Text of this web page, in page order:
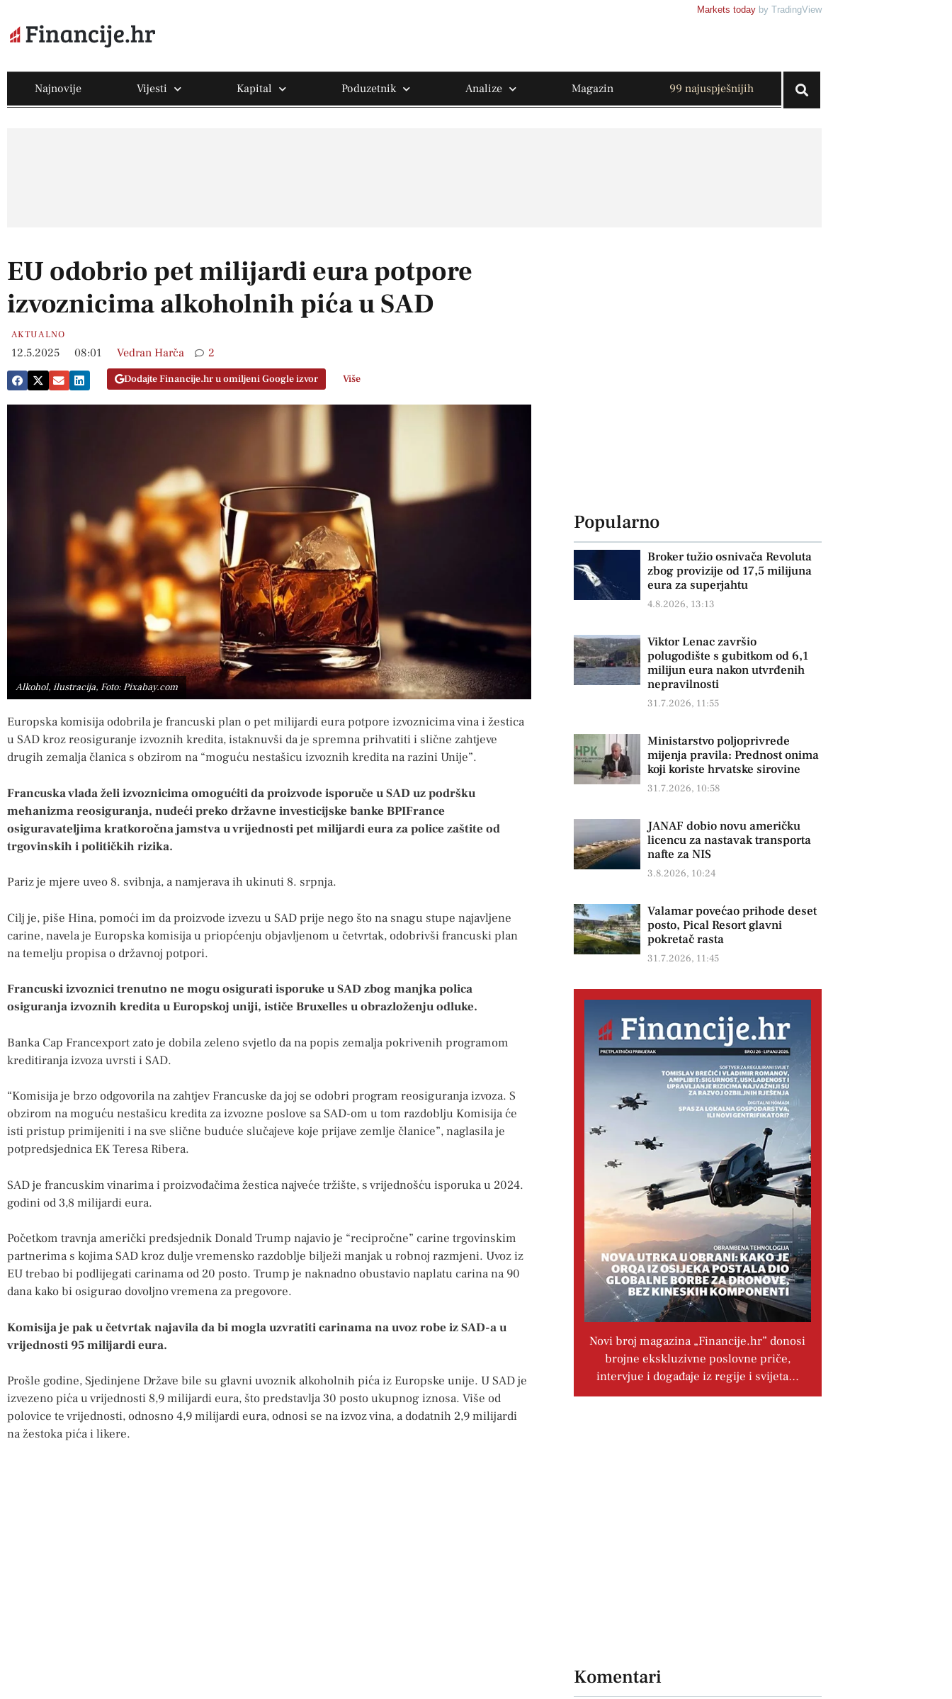
Markets today by TradingView
Najnovije Vijesti Kapital Poduzetnik Analize Magazin 99 najuspješnijih
EU odobrio pet milijardi eura potpore
izvoznicima alkoholnih pića u SAD
AKTUALNO
12.5.2025 08:01 Vedran Harča 2
Dodajte Financije.hr u omiljeni Google izvor Više
Alkohol, ilustracija, Foto: Pixabay.com
Europska komisija odobrila je francuski plan o pet milijardi eura potpore izvoznicima vina i žestica
u SAD kroz reosiguranje izvoznih kredita, istaknuvši da je spremna prihvatiti i slične zahtjeve
drugih zemalja članica s obzirom na “moguću nestašicu izvoznih kredita na razini Unije”.
Francuska vlada želi izvoznicima omogućiti da proizvode isporuče u SAD uz podršku
mehanizma reosiguranja, nudeći preko državne investicijske banke BPIFrance
osiguravateljima kratkoročna jamstva u vrijednosti pet milijardi eura za police zaštite od
trgovinskih i političkih rizika.
Pariz je mjere uveo 8. svibnja, a namjerava ih ukinuti 8. srpnja.
Cilj je, piše Hina, pomoći im da proizvode izvezu u SAD prije nego što na snagu stupe najavljene
carine, navela je Europska komisija u priopćenju objavljenom u četvrtak, odobrivši francuski plan
na temelju propisa o državnoj potpori.
Francuski izvoznici trenutno ne mogu osigurati isporuke u SAD zbog manjka polica
osiguranja izvoznih kredita u Europskoj uniji, ističe Bruxelles u obrazloženju odluke.
Banka Cap Francexport zato je dobila zeleno svjetlo da na popis zemalja pokrivenih programom
kreditiranja izvoza uvrsti i SAD.
“Komisija je brzo odgovorila na zahtjev Francuske da joj se odobri program reosiguranja izvoza. S
obzirom na moguću nestašicu kredita za izvozne poslove sa SAD-om u tom razdoblju Komisija će
isti pristup primijeniti i na sve slične buduće slučajeve koje prijave zemlje članice”, naglasila je
potpredsjednica EK Teresa Ribera.
SAD je francuskim vinarima i proizvođačima žestica najveće tržište, s vrijednošću isporuka u 2024.
godini od 3,8 milijardi eura.
Početkom travnja američki predsjednik Donald Trump najavio je “recipročne” carine trgovinskim
partnerima s kojima SAD kroz dulje vremensko razdoblje bilježi manjak u robnoj razmjeni. Uvoz iz
EU trebao bi podlijegati carinama od 20 posto. Trump je naknadno obustavio naplatu carina na 90
dana kako bi osigurao dovoljno vremena za pregovore.
Komisija je pak u četvrtak najavila da bi mogla uzvratiti carinama na uvoz robe iz SAD-a u
vrijednosti 95 milijardi eura.
Prošle godine, Sjedinjene Države bile su glavni uvoznik alkoholnih pića iz Europske unije. U SAD je
izvezeno pića u vrijednosti 8,9 milijardi eura, što predstavlja 30 posto ukupnog iznosa. Više od
polovice te vrijednosti, odnosno 4,9 milijardi eura, odnosi se na izvoz vina, a dodatnih 2,9 milijardi
na žestoka pića i likere.
Popularno
Broker tužio osnivača Revoluta
zbog provizije od 17,5 milijuna
eura za superjahtu
4.8.2026, 13:13
Viktor Lenac završio
polugodište s gubitkom od 6,1
milijun eura nakon utvrđenih
nepravilnosti
31.7.2026, 11:55
Ministarstvo poljoprivrede
mijenja pravila: Prednost onima
koji koriste hrvatske sirovine
31.7.2026, 10:58
JANAF dobio novu američku
licencu za nastavak transporta
nafte za NIS
3.8.2026, 10:24
Valamar povećao prihode deset
posto, Pical Resort glavni
pokretač rasta
31.7.2026, 11:45
Novi broj magazina „Financije.hr” donosi
brojne ekskluzivne poslovne priče,
intervjue i događaje iz regije i svijeta…
Komentari